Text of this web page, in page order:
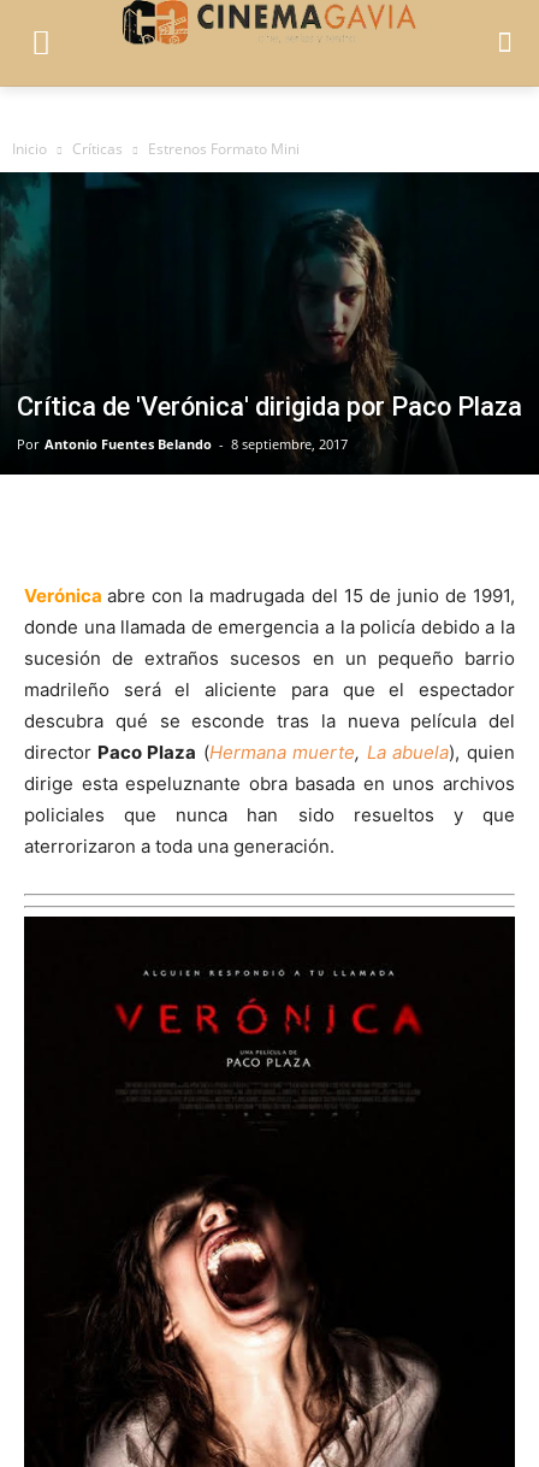
Inicio Críticas Estrenos Formato Mini
Crítica de 'Verónica' dirigida por Paco Plaza
Por Antonio Fuentes Belando - 8 septiembre, 2017
Verónicaabre con la madrugada del 15 de junio de 1991,
donde una llamada de emergencia a la policía debido a la
sucesión de extraños sucesos en un pequeño barrio
madrileño será el aliciente para que el espectador
descubra qué se esconde tras la nueva película del
director Paco Plaza (Hermana muerte, La abuela), quien
dirige esta espeluznante obra basada en unos archivos
policiales que nunca han sido resueltos y que
aterrorizaron a toda una generación.